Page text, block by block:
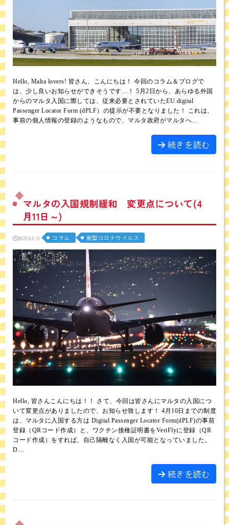
Hello, Malta lovers! 皆さん、こんにちは！ 今回のコラム＆ブログで
は、少し良いお知らせができそうです…！ 5月2日から、あらゆる外国
からのマルタ入国に際しては、従来必要とされていたEU digital
Passenger Locator Form (dPLF）の提示が不要となりました！ これは、
事前の個人情報の登録のようなもので、マルタ政府がマルタへ…
続きを読む
マルタの入国規制緩和 変更点について(4
月11日～)
2022.04.13 コラム 新型コロナウイルス
Hello, 皆さんこんにちは！！ さて、今回は皆さんにマルタの入国につ
いて変更点がありましたので、お知らせ致します！ 4月10日までの制度
は、マルタに入国する方は Digital Passenger Locator Form(dPLF)の事前
登録（QRコード作成）と、ワクチン接種証明書をVeriFlyに登録（QR
コード作成）をすれば、自己隔離なく入国が可能となっていました。
D…
続きを読む